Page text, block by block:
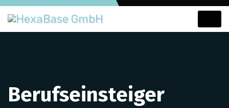
Skip
content
Berufseinsteiger